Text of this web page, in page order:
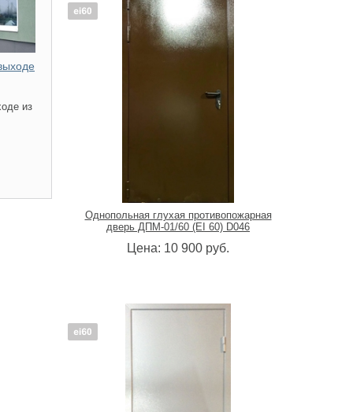
из
Однопольная глухая противопожарная
дверь ДПМ-01/60 (EI 60) D046
Цена: 10 900 руб.